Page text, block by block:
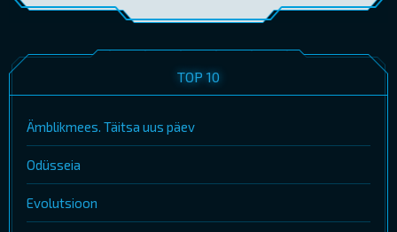
TOP 10
Ämblikmees. Täitsa uus päev
Odüsseia
Evolutsioon